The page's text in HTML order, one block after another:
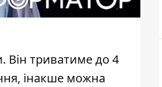
Він триватиме до 4
інакше можна